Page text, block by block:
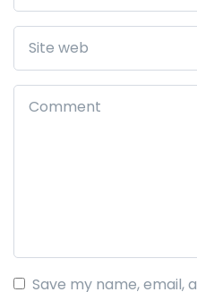
Save my name, email,